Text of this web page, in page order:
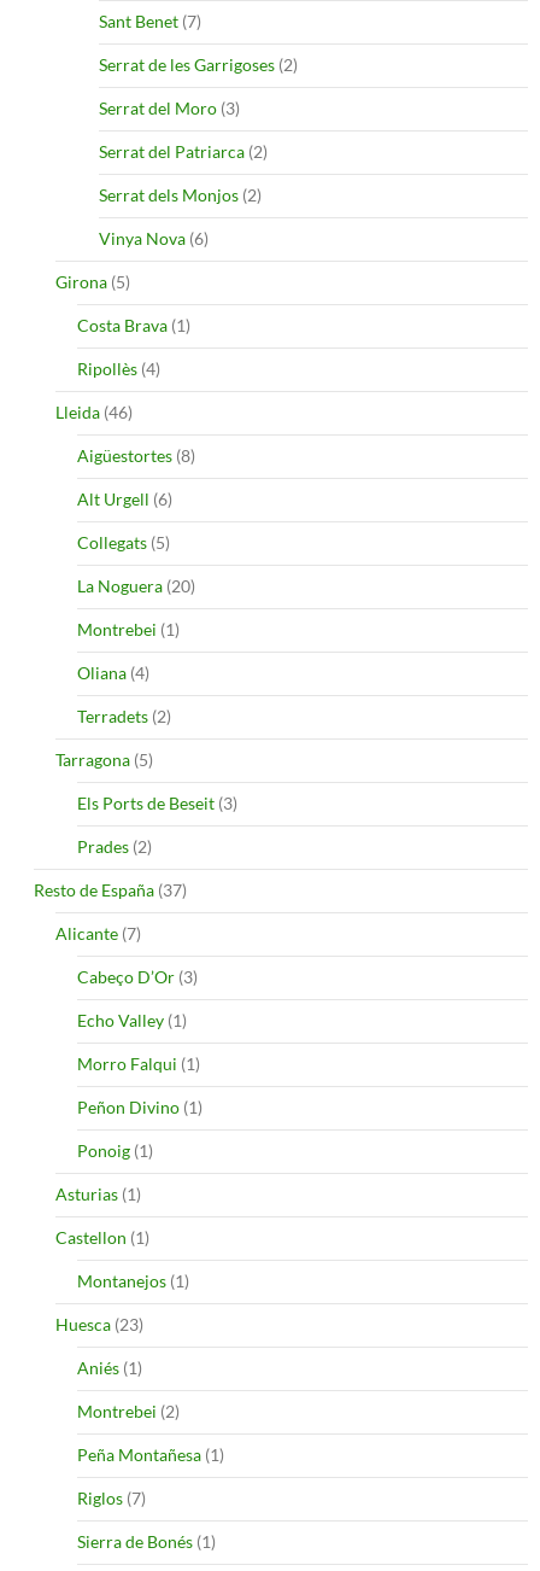
Sant Benet (7)
Serrat de les Garrigoses (2)
Serrat del Moro (3)
Serrat del Patriarca (2)
Serrat dels Monjos (2)
Vinya Nova (6)
Girona (5)
Costa Brava (1)
Ripollès (4)
Lleida (46)
Aigüestortes (8)
Alt Urgell (6)
Collegats (5)
La Noguera (20)
Montrebei (1)
Oliana (4)
Terradets (2)
Tarragona (5)
Els Ports de Beseit (3)
Prades (2)
Resto de España (37)
Alicante (7)
Cabeço D’Or (3)
Echo Valley (1)
Morro Falqui (1)
Peñon Divino (1)
Ponoig (1)
Asturias (1)
Castellon (1)
Montanejos (1)
Huesca (23)
Aniés (1)
Montrebei (2)
Peña Montañesa (1)
Riglos (7)
Sierra de Bonés (1)